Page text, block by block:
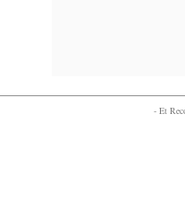
- Et